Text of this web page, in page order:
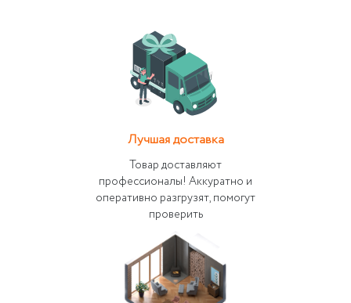
Лучшая доставка
Товар доставляют
профессионалы! Аккуратно и
оперативно разгрузят, помогут
проверить